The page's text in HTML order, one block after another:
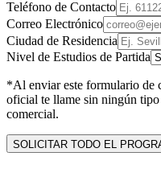
Teléfono de Contacto
Correo Electrónico
Ciudad de Residencia
Nivel de Estudios de Partida
*Al enviar este formulario de
oficial te llame sin ningún
comercial.
SOLICITAR TODO EL